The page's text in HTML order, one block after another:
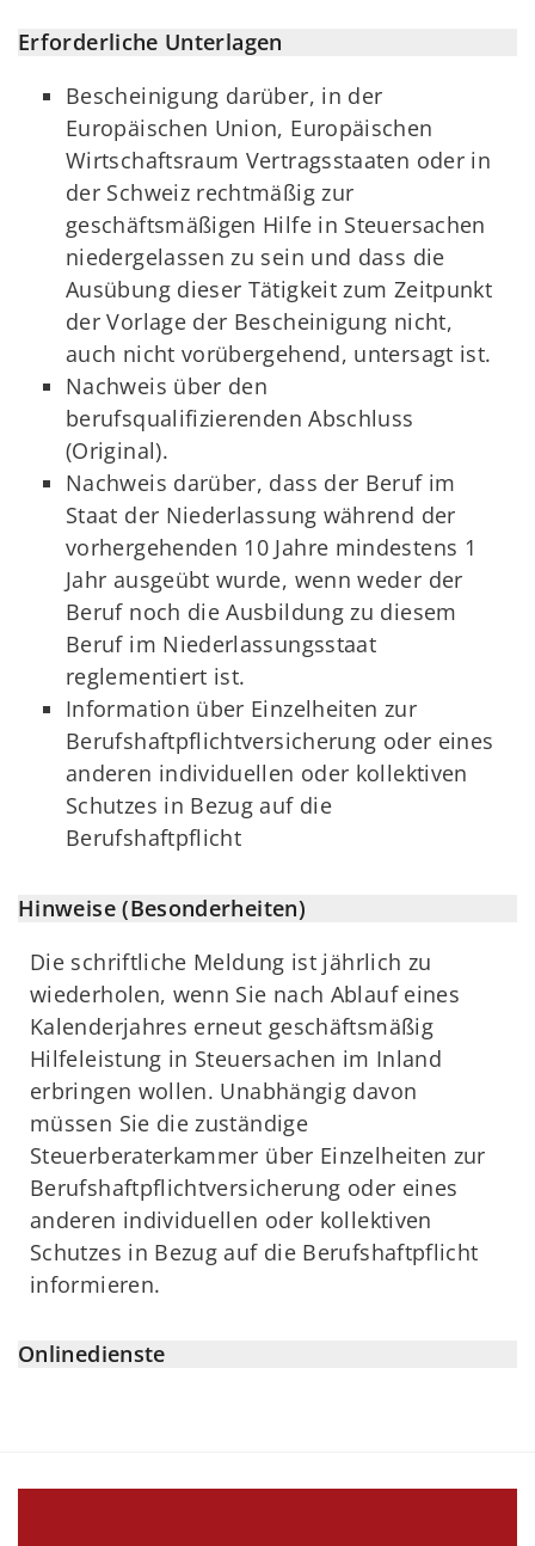
Erforderliche Unterlagen
Bescheinigung darüber, in der
Europäischen Union, Europäischen
Wirtschaftsraum Vertragsstaaten oder in
der Schweiz rechtmäßig zur
geschäftsmäßigen Hilfe in Steuersachen
niedergelassen zu sein und dass die
Ausübung dieser Tätigkeit zum Zeitpunkt
der Vorlage der Bescheinigung nicht,
auch nicht vorübergehend, untersagt ist.
Nachweis über den
berufsqualifizierenden Abschluss
(Original).
Nachweis darüber, dass der Beruf im
Staat der Niederlassung während der
vorhergehenden 10 Jahre mindestens 1
Jahr ausgeübt wurde, wenn weder der
Beruf noch die Ausbildung zu diesem
Beruf im Niederlassungsstaat
reglementiert ist.
Information über Einzelheiten zur
Berufshaftpflichtversicherung oder eines
anderen individuellen oder kollektiven
Schutzes in Bezug auf die
Berufshaftpflicht
Hinweise (Besonderheiten)
Die schriftliche Meldung ist jährlich zu
wiederholen, wenn Sie nach Ablauf eines
Kalenderjahres erneut geschäftsmäßig
Hilfeleistung in Steuersachen im Inland
erbringen wollen. Unabhängig davon
müssen Sie die zuständige
Steuerberaterkammer über Einzelheiten zur
Berufshaftpflichtversicherung oder eines
anderen individuellen oder kollektiven
Schutzes in Bezug auf die Berufshaftpflicht
informieren.
Onlinedienste